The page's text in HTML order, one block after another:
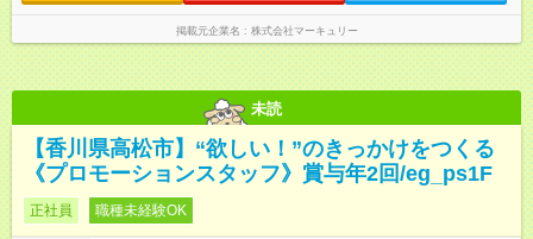
していきたい方、ぜひご応募ください♪
掲載元企業名 株式会社マーキュリー
未読
【香川県高松市】“欲しい！”のきっかけをつくる
《プロモーションスタッフ》賞与年2回/eg_ps1F
正社員 職種未経験OK